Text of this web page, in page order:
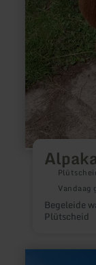
Vandaag
Begeleide
Plütscheid